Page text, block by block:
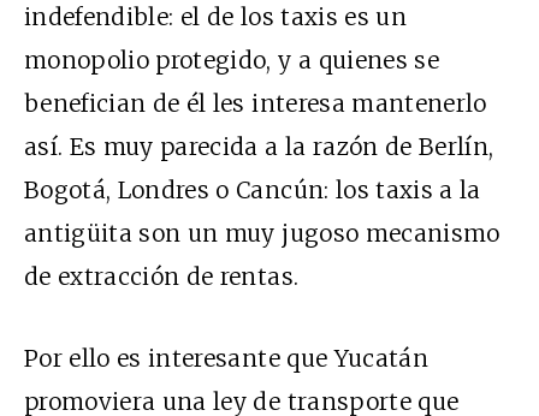
indefendible: el de los taxis es un
monopolio protegido, y a quienes se
benefician de él les interesa mantenerlo
así. Es muy parecida a la razón de Berlín,
Bogotá, Londres o Cancún: los taxis a la
antigüita son un muy jugoso mecanismo
de extracción de rentas.
Por ello es interesante que Yucatán
promoviera una ley de transporte que